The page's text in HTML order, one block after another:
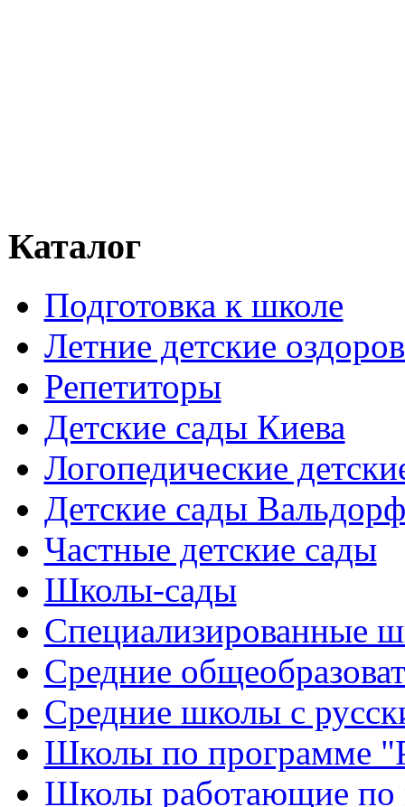
Каталог
Подготовка к школе
Летние детские
Репетиторы
Детские сады Киева
Логопедические
Детские сады
Частные детские сады
Школы-сады
Cпециализированные
Cредние
Средние школы с
Школы по программе
Школы работающие по